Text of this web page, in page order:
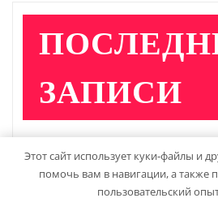
ЗАПИСИ
Детские инвалидные
приводом
Этот сайт использует куки-файлы и
помочь вам в навигации, а также
пользовательский